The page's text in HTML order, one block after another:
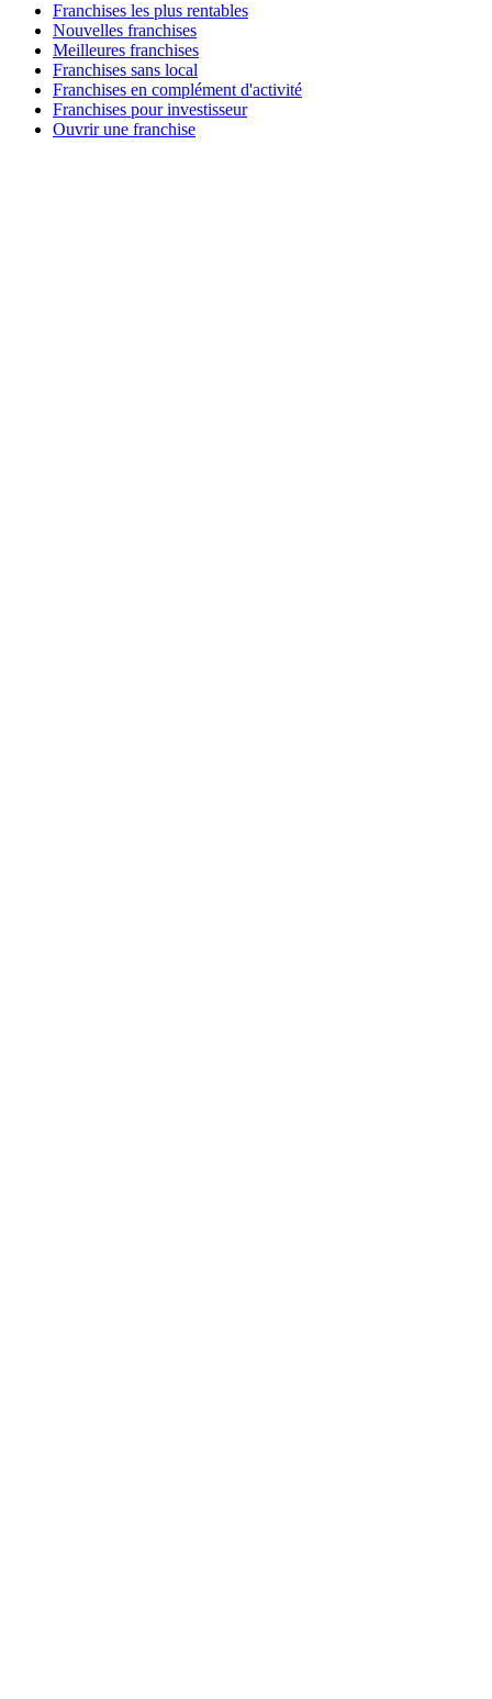
Franchises les plus rentables
Nouvelles franchises
Meilleures franchises
Franchises sans local
Franchises en complément d'activité
Franchises pour investisseur
Ouvrir une franchise